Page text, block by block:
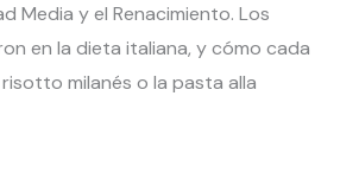
Media y el Renacimiento. Los
en la dieta italiana, y cómo cada
milanés o la pasta alla